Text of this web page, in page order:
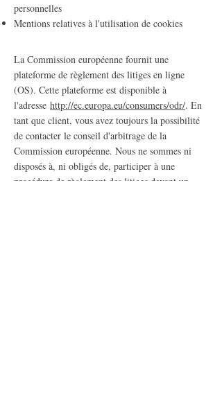
personnelles
Mentions relatives à l'utilisation de cookies
La Commission européenne fournit une
plateforme de règlement des litiges en ligne
(OS). Cette plateforme est disponible à
l'adresse http://ec.europa.eu/consumers/odr/. En
tant que client, vous avez toujours la possibilité
de contacter le conseil d'arbitrage de la
Commission européenne. Nous ne sommes ni
disposés à, ni obligés de, participer à une
procédure de règlement des litiges devant un